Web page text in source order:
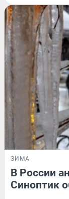
ЗИМА
В России
Синоптик